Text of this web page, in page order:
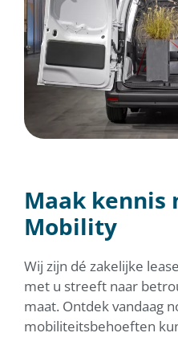
Maak kennis
Mobility
Wij zijn dé zakelijke
met u streeft naar
maat. Ontdek vandaag
mobiliteitsbehoeften